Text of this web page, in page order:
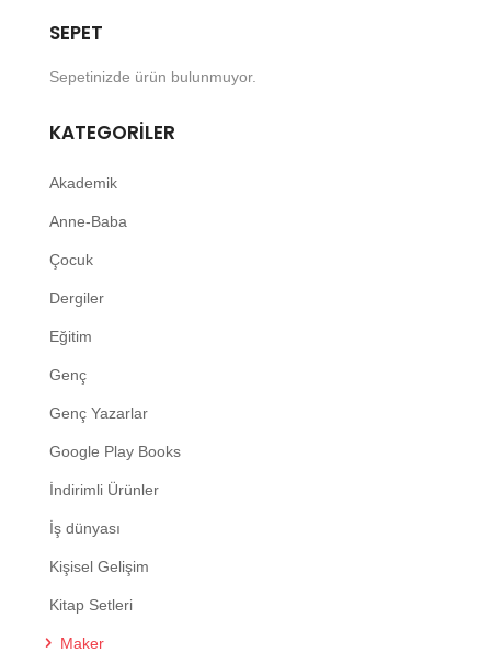
SEPET
Sepetinizde ürün bulunmuyor.
KATEGORILER
Akademik
Anne-Baba
Çocuk
Dergiler
Eğitim
Genç
Genç Yazarlar
Google Play Books
İndirimli Ürünler
İş dünyası
Kişisel Gelişim
Kitap Setleri
Maker